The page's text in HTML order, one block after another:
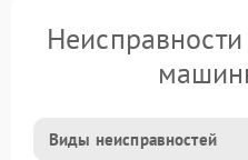
Виды неисправностей